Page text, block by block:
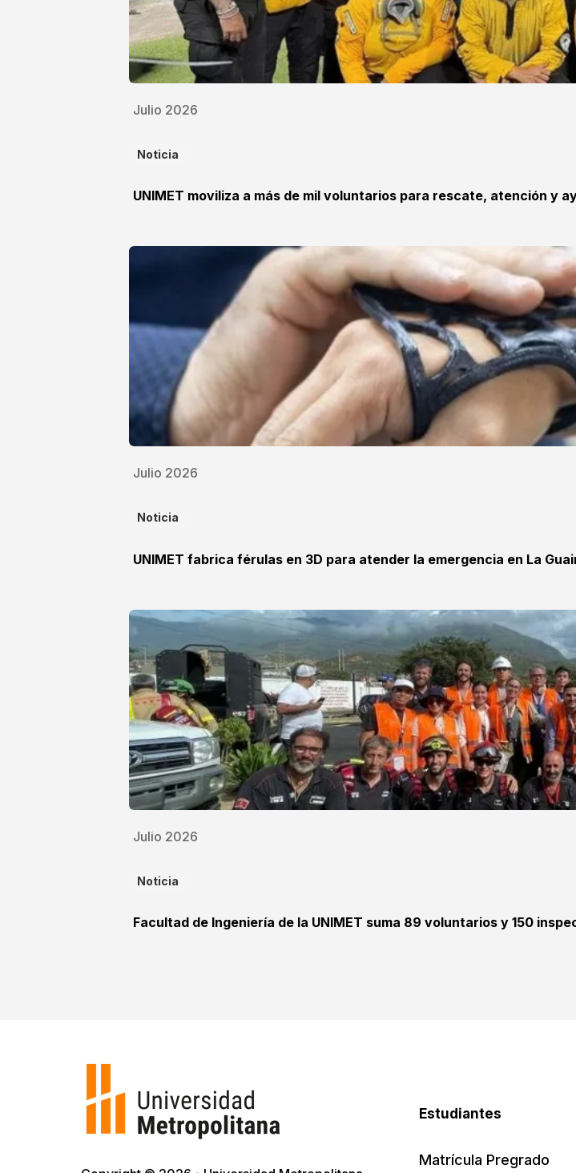
Julio 2026
Noticia
UNIMET moviliza a más de mil voluntarios para rescate, atención y
Julio 2026
Noticia
UNIMET fabrica férulas en 3D para atender la emergencia en La
Julio 2026
Noticia
Facultad de Ingeniería de la UNIMET suma 89 voluntarios y 150
Estudiantes
Matrícula Pregrado